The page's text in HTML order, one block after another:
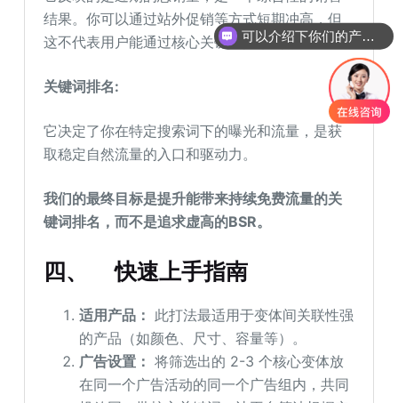
结果。你可以通过站外促销等方式短期冲高，但
这不代表用户能通过核心关键词搜索到你。
关键词排名:
它决定了你在特定搜索词下的曝光和流量，是获
取稳定自然流量的入口和驱动力。
我们的最终目标是提升能带来持续免费流量的关
键词排名，而不是追求虚高的BSR。
四、快速上手指南
适用产品： 此打法最适用于变体间关联性强
的产品（如颜色、尺寸、容量等）。
广告设置： 将筛选出的 2-3 个核心变体放
在同一个广告活动的同一个广告组内，共同
可以介绍下你们的产品么